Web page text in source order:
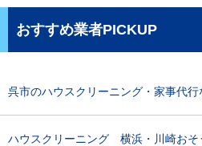
おすすめ業者PICKUP
呉市のハウスクリーニング・家事代行
ハウスクリーニング 横浜・川崎おそ